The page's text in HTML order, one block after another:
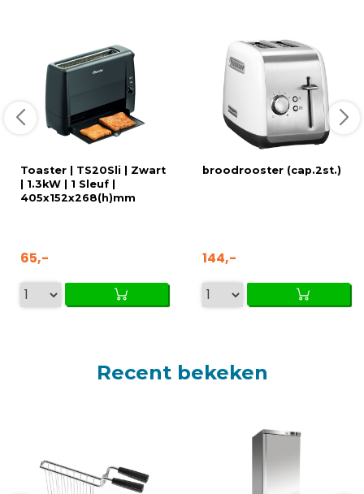
Toaster | TS20Sli | Zwart
| 1.3kW | 1 Sleuf |
405x152x268(h)mm
65,-
broodrooster (cap.2st.)
144,-
Recent bekeken